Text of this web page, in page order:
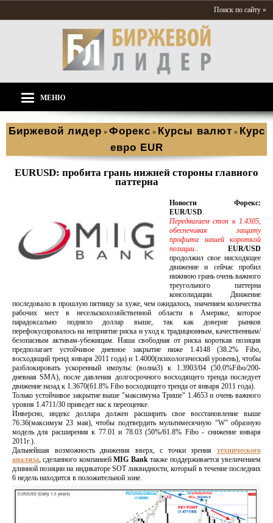
Поиск по сайту »
МЕНЮ
Биржевой лидер » Форекс » Курсы валют » Курс
евро EUR
EURUSD: пробита грань нижней стороны главного
паттерна
Новости Форекс:
EUR/USD.
Передвигаем стоп к 1.4305,
обеспечивая защиту
профита нашей короткой
позиции.. EUR/USD
продолжил свое нисходящее
движение и сейчас пробил
нижнюю грань очень важного
треугольного паттерна
консолидации. Движение
последовало в прошлую пятницу за хуже, чем ожидалось, значением количества
рабочих мест в несельскохозяйственной области в Америке, которое
парадоксально подняло доллар выше, так как доверие рынков
перефокусировалось на неприятие риска и уход к традиционным, качественным/
безопасным активам-убежищам. Наша свободная от риска короткая позиция
предполагает устойчивое дневное закрытие ниже 1.4148 (38.2% Fibo,
восходящий тренд января 2011 года) и 1.4000(психологический уровень), чтобы
разблокировать ускоренный импульс (волна3) к 1.3903/04 (50.0%Fibo/200-
дневная SMA), после давления долгосрочного восходящего тренда последует
движение назад к 1.3670(61.8% Fibo восходящего тренда от января 2011 года).
Только устойчивое закрытие выше "максимума Трише" 1.4653 и очень важного
уровня 1.4711/30 приведет нас к переоценке.
Инверсно, индекс доллара должен расширить свое восстановление выше
76.36(максимум 23 мая), чтобы подтвердить мультимесячную "W" образную
модель для расширения к 77.01 и 78.03 (50%/61.8% Fibo - снижение января
2011г.).
Дальнейшая возможность движения вверх, с точки зрения технического
анализа, сделанного компаниейMIG Bankтакже поддерживается увеличением
длинной позиции на индикаторе SOT ликвидности, который в течение последних
6 недель находится в положительной зоне.